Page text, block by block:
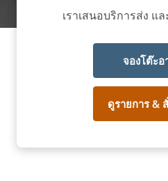
เราเสนอบริการส่ง แ
จองโต๊ะอ
ดูรายการ &